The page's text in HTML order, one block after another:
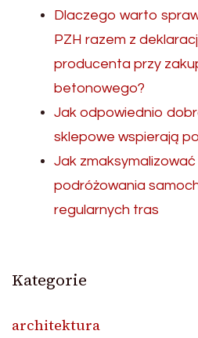
Dlaczego warto
PZH razem z
producenta przy
betonowego?
Jak odpowiednio
sklepowe wspierają
Jak
podróżowania
regularnych tras
Kategorie
architektura